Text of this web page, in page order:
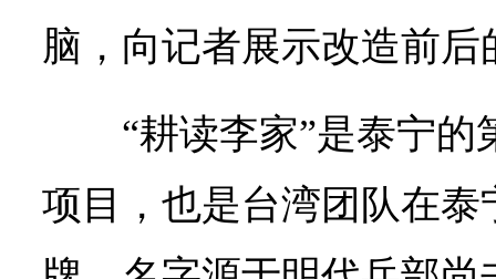
脑，向记者展示改造前后
“耕读李家”是泰宁
项目，也是台湾团队在